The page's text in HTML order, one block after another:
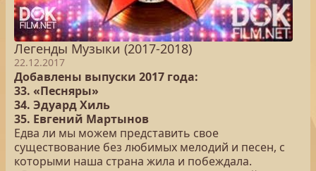
Легенды Музыки (2017-2018)
22.12.2017
Добавлены выпуски 2017 года:
33. «Песняры»
34. Эдуард Хиль
35. Евгений Мартынов
Едва ли мы можем представить свое
существование без любимых мелодий и песен, с
которыми наша страна жила и побеждала.